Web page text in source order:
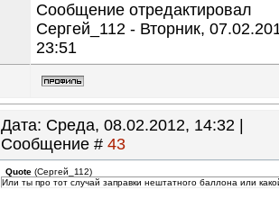
Сообщение отредактировал
Сергей_112 - Вторник,
23:51
Дата: Среда, 08.02.2012, 14:32 |
Сообщение # 43
Quote (Сергей_112)
Или ты про тот случай заправки нештатного баллона или